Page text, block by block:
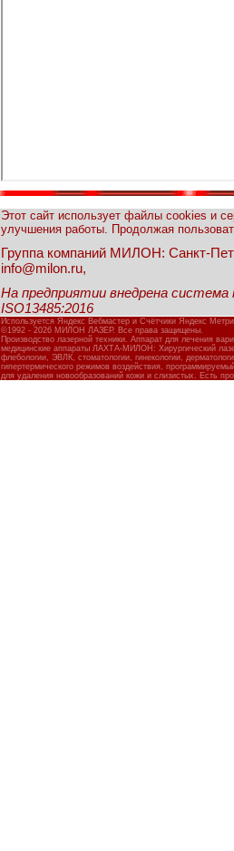
Этот сайт использует файлы cookies и
улучшения работы. Продолжая
Группа компаний МИЛОН: Санкт-
info@milon.ru,
На предприятии внедрена
ISO13485:2016
Используется Яндекс Вебмастер и Счётчики Яндекс
©1992 - 2026 МИЛОН ЛАЗЕР. Все права защищены.
Производство лазерной техники. Аппарат для лечения
медицинские аппараты ЛАХТА-МИЛОН: Хирургический
флебологии, ЭВЛК, стоматологии, гинекологии,
гипертермического режимов воздействия,
для удаления новообразований кожи и слизистых. Есть